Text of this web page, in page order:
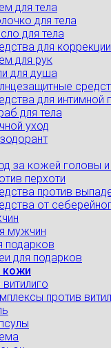
для тела
для тела
для тела
для
для рук
для душа
для интимной
для тела
уход
за кожей головы
перхоти
против
от
мужчин
подарков
для подарков
кожи
против